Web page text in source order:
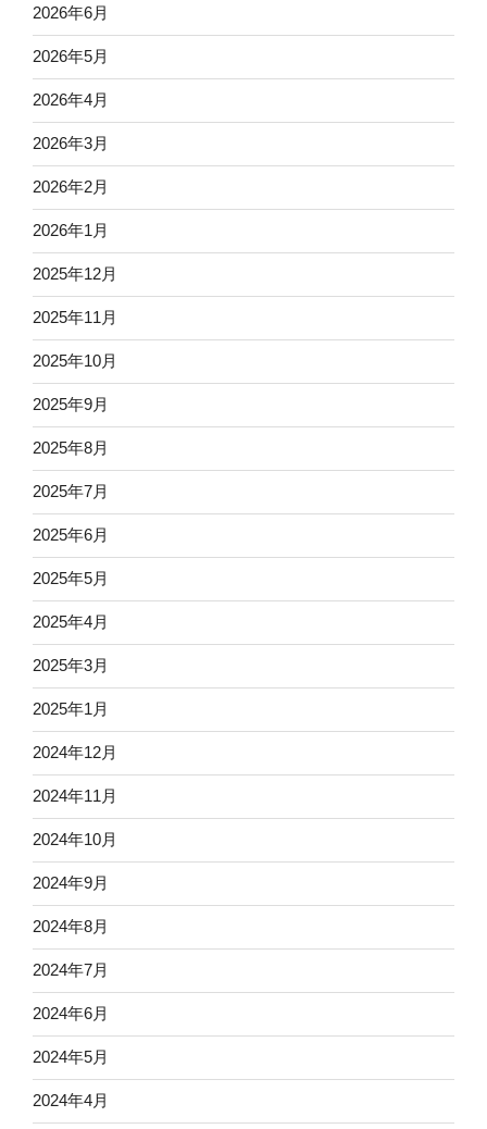
2026年6月
2026年5月
2026年4月
2026年3月
2026年2月
2026年1月
2025年12月
2025年11月
2025年10月
2025年9月
2025年8月
2025年7月
2025年6月
2025年5月
2025年4月
2025年3月
2025年1月
2024年12月
2024年11月
2024年10月
2024年9月
2024年8月
2024年7月
2024年6月
2024年5月
2024年4月